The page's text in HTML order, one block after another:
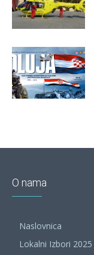
O nama
Naslovnica
Lokalni Izbori 2025